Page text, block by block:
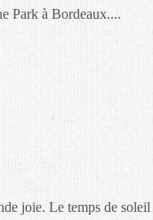
Park à Bordeaux....
joie. Le temps de soleil